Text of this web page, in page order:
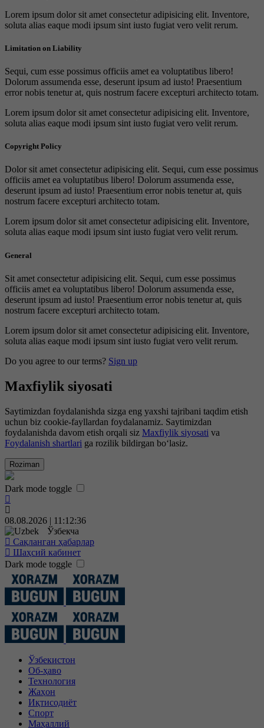
Lorem ipsum dolor sit amet consectetur adipisicing elit. Inventore,
soluta alias eaque modi ipsum sint iusto fugiat vero velit rerum.
Limitation on Liability
Sequi, cum esse possimus officiis amet ea voluptatibus libero!
Dolorum assumenda esse, deserunt ipsum ad iusto! Praesentium
error nobis tenetur at, quis nostrum facere excepturi architecto totam.
Lorem ipsum dolor sit amet consectetur adipisicing elit. Inventore,
soluta alias eaque modi ipsum sint iusto fugiat vero velit rerum.
Copyright Policy
Dolor sit amet consectetur adipisicing elit. Sequi, cum esse possimus
officiis amet ea voluptatibus libero! Dolorum assumenda esse,
deserunt ipsum ad iusto! Praesentium error nobis tenetur at, quis
nostrum facere excepturi architecto totam.
Lorem ipsum dolor sit amet consectetur adipisicing elit. Inventore,
soluta alias eaque modi ipsum sint iusto fugiat vero velit rerum.
General
Sit amet consectetur adipisicing elit. Sequi, cum esse possimus
officiis amet ea voluptatibus libero! Dolorum assumenda esse,
deserunt ipsum ad iusto! Praesentium error nobis tenetur at, quis
nostrum facere excepturi architecto totam.
Lorem ipsum dolor sit amet consectetur adipisicing elit. Inventore,
soluta alias eaque modi ipsum sint iusto fugiat vero velit rerum.
Do you agree to our terms? Sign up
Maxfiylik siyosati
Saytimizdan foydalanishda sizga eng yaxshi tajribani taqdim etish
uchun biz cookie-fayllardan foydalanamiz. Saytimizdan
foydalanishda davom etish orqali siz Maxfiylik siyosati va
Foydalanish shartlari ga rozilik bildirgan bo‘lasiz.
Roziman
Dark mode toggle
08.08.2026 | 11:12:37
Ўзбекча
Сақланган ҳабарлар
Шаҳсий кабинет
Dark mode toggle
Ўзбекистон
Об-ҳаво
Технология
Жаҳон
Иқтисодиёт
Спорт
Маҳаллий